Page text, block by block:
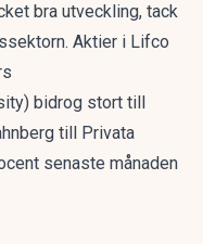
bra utveckling, tack
Aktier i Lifco
bidrog stort till
till Privata
senaste månaden